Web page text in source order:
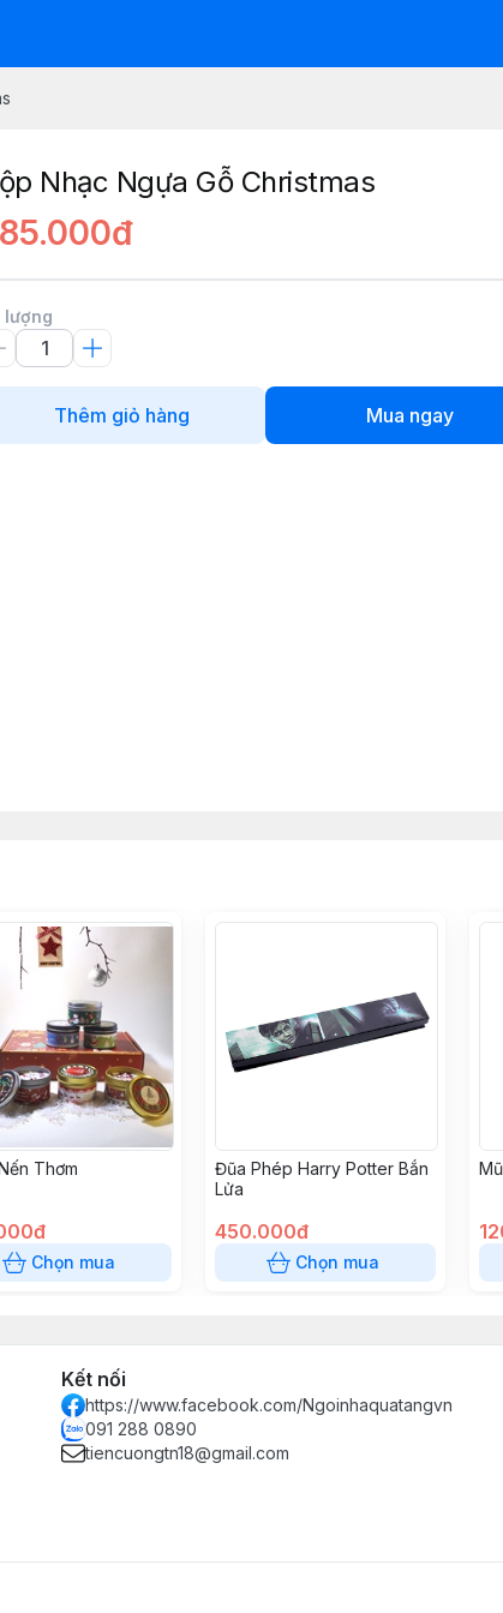
Nhạc Ngựa Gỗ Christmas
lượng
Thêm giỏ hàng Mua ngay
Thơm
Chọn mua
Đũa Phép Harry Potter Bắn
Lửa
450.000đ
Chọn mua
Kết nối
https://www.facebook.com/Ngoinhaquatangvn
091 288 0890
tiencuongtn18@gmail.com